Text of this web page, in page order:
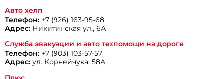
Авто хелп
Телефон: +7 (926) 163-95-68
Адрес: Никитинская ул., 6А
Служба эвакуации и авто техпомощи на дороге
Телефон: +7 (903) 103-57-57
Адрес: ул. Корнейчука, 58А